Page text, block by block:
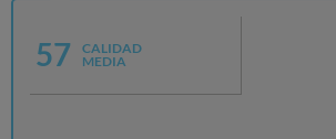
57
CALIDAD
MEDIA